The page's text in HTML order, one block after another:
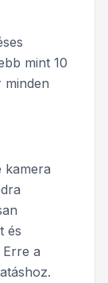
mint 10
minden
kamera
és
a